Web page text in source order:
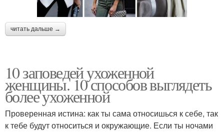
читать дальше →
10 заповедей ухоженной
женщины. 10 способов выглядеть
более ухоженной
Проверенная истина: как ты сама относишься к себе, так
к тебе будут относиться и окружающие. Если ты ночами